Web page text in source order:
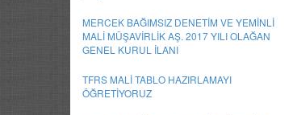
MERCEK BAĞIMSIZ DENETİM VE YEMİNLİ
MALİ MÜŞAVİRLİK AŞ. 2017 YILI OLAĞAN
GENEL KURUL İLANI
TFRS MALİ TABLO HAZIRLAMAYI
ÖĞRETİYORUZ